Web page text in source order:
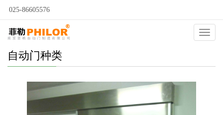
025-86605576
自动门种类